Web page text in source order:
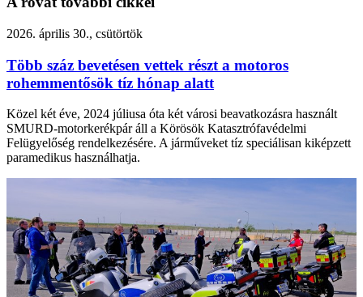
2026. április 30., csütörtök
Több száz bevetésen vettek részt a motoros
rohemmentősök tíz hónap alatt
Közel két éve, 2024 júliusa óta két városi beavatkozásra használt
SMURD-motorkerékpár áll a Körösök Katasztrófavédelmi
Felügyelőség rendelkezésére. A járműveket tíz speciálisan kiképzett
paramedikus használhatja.